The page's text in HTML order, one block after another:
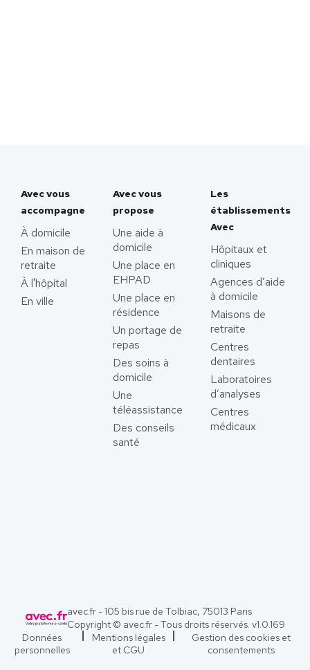
Avec vous
accompagne
À domicile
En maison de
retraite
À l'hôpital
En ville
Avec vous
propose
Une aide à
domicile
Une place en
EHPAD
Une place en
résidence
Un portage de
repas
Des soins à
domicile
Une
téléassistance
Des conseils
santé
Les
établissements
Avec
Hôpitaux et
cliniques
Agences d’aide
à domicile
Maisons de
retraite
Centres
dentaires
Laboratoires
d’analyses
Centres
médicaux
avec.fr - 105 bis rue de Tolbiac, 75013 Paris
Copyright © avec.fr - Tous droits réservés. v1.0.169
Données
personnelles
Mentions légales
et CGU
Gestion des cookies et
consentements